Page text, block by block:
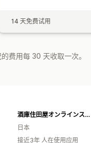
14 天免费试用
费用每 30 天收取一次。
酒庫住田屋オンラインストア
日本
接近3年 人在使用应用